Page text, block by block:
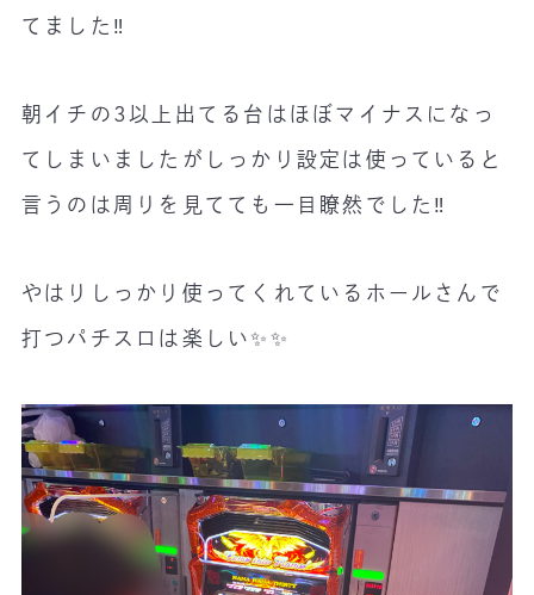
てました‼️
朝イチの3以上出てる台はほぼマイナスになっ
てしまいましたがしっかり設定は使っていると
言うのは周りを見てても一目瞭然でした‼️
やはりしっかり使ってくれているホールさんで
打つパチスロは楽しい✨✨